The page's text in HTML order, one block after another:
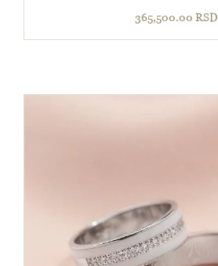
365,500.00 RSD